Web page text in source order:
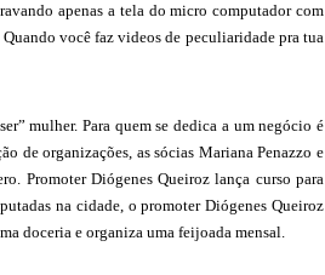
apenas a tela do micro computador com
você faz videos de peculiaridade pra tua
mulher. Para quem se dedica a um negócio é
de organizações, as sócias Mariana Penazzo e
Promoter Diógenes Queiroz lança curso para
na cidade, o promoter Diógenes Queiroz
doceria e organiza uma feijoada mensal.